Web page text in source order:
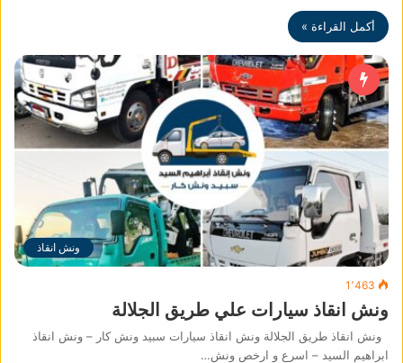
أكمل القراءة »
ونش انقاذ
1٬463
ونش انقاذ سيارات علي طريق الجلالة
ونش انقاذ طريق الجلالة ونش انقاذ سيارات سبيد ونش كار – ونش انقاذ
ابراهيم السيد – اسرع و ارخص ونش…